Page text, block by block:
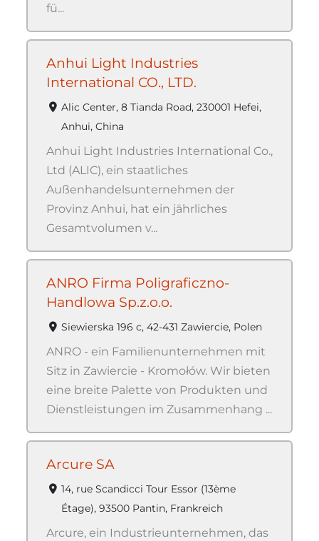
fü...
Anhui Light Industries
International CO., LTD.
Alic Center, 8 Tianda Road, 230001 Hefei,
Anhui, China
Anhui Light Industries International Co.,
Ltd (ALIC), ein staatliches
Außenhandelsunternehmen der
Provinz Anhui, hat ein jährliches
Gesamtvolumen v...
ANRO Firma Poligraficzno-
Handlowa Sp.z.o.o.
Siewierska 196 c, 42-431 Zawiercie, Polen
ANRO - ein Familienunternehmen mit
Sitz in Zawiercie - Kromołów. Wir bieten
eine breite Palette von Produkten und
Dienstleistungen im Zusammenhang ...
Arcure SA
14, rue Scandicci Tour Essor (13ème
Étage), 93500 Pantin, Frankreich
Arcure, ein Industrieunternehmen, das